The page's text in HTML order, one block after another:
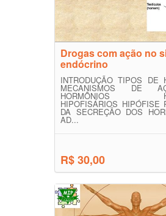
Drogas com ação no
endócrino
INTRODUÇÃO TIPOS DE
MECANISMOS DE
HORMÔNIOS
HIPOFISÁRIOS HIPÓFISE
DA SECREÇÃO DOS
AD...
R$ 30,00